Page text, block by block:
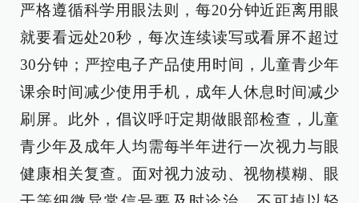
严格遵循科学用眼法则，每20分钟近距离用眼
就要看远处20秒，每次连续读写或看屏不超过
30分钟；严控电子产品使用时间，儿童青少年
课余时间减少使用手机，成年人休息时间减少
刷屏。此外，倡议呼吁定期做眼部检查，儿童
青少年及成年人均需每半年进行一次视力与眼
健康相关复查。面对视力波动、视物模糊、眼